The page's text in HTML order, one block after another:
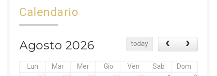
Calendario
Agosto 2026 today
Lun Mar Mer Gio Ven Sab
Dom